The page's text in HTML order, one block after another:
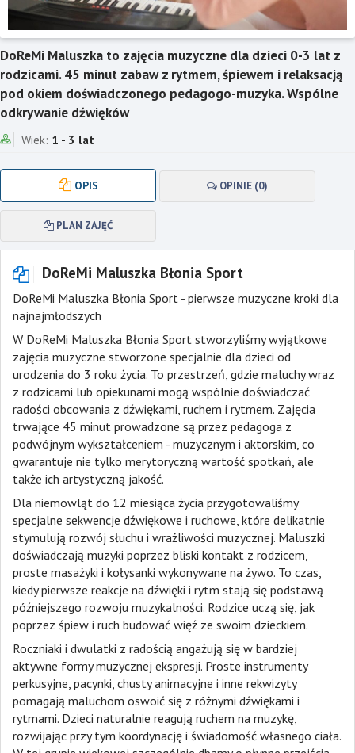
DoReMi Maluszka to zajęcia muzyczne dla dzieci 0-3 lat z
rodzicami. 45 minut zabaw z rytmem, śpiewem i relaksacją
pod okiem doświadczonego pedagogo-muzyka. Wspólne
odkrywanie dźwięków
Wiek: 1 - 3 lat
OPIS OPINIE (0)
PLAN ZAJĘĆ
DoReMi Maluszka Błonia Sport
DoReMi Maluszka Błonia Sport - pierwsze muzyczne kroki dla
najnajmłodszych
W DoReMi Maluszka Błonia Sport stworzyliśmy wyjątkowe
zajęcia muzyczne stworzone specjalnie dla dzieci od
urodzenia do 3 roku życia. To przestrzeń, gdzie maluchy wraz
z rodzicami lub opiekunami mogą wspólnie doświadczać
radości obcowania z dźwiękami, ruchem i rytmem. Zajęcia
trwające 45 minut prowadzone są przez pedagoga z
podwójnym wykształceniem - muzycznym i aktorskim, co
gwarantuje nie tylko merytoryczną wartość spotkań, ale
także ich artystyczną jakość.
Dla niemowląt do 12 miesiąca życia przygotowaliśmy
specjalne sekwencje dźwiękowe i ruchowe, które delikatnie
stymulują rozwój słuchu i wrażliwości muzycznej. Maluszki
doświadczają muzyki poprzez bliski kontakt z rodzicem,
proste masażyki i kołysanki wykonywane na żywo. To czas,
kiedy pierwsze reakcje na dźwięki i rytm stają się podstawą
późniejszego rozwoju muzykalności. Rodzice uczą się, jak
poprzez śpiew i ruch budować więź ze swoim dzieckiem.
Roczniaki i dwulatki z radością angażują się w bardziej
aktywne formy muzycznej ekspresji. Proste instrumenty
perkusyjne, pacynki, chusty animacyjne i inne rekwizyty
pomagają maluchom oswoić się z różnymi dźwiękami i
rytmami. Dzieci naturalnie reagują ruchem na muzykę,
rozwijając przy tym koordynację i świadomość własnego ciała.